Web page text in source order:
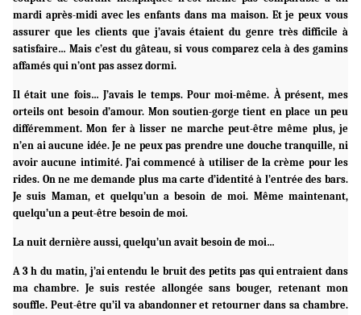
mardi après-midi avec les enfants dans ma maison. Et je peux vous
assurer que les clients que j’avais étaient du genre très difficile à
satisfaire… Mais c’est du gâteau, si vous comparez cela à des gamins
affamés qui n’ont pas assez dormi.
Il était une fois… J’avais le temps. Pour moi-même. À présent, mes
orteils ont besoin d’amour. Mon soutien-gorge tient en place un peu
différemment. Mon fer à lisser ne marche peut-être même plus, je
n’en ai aucune idée. Je ne peux pas prendre une douche tranquille, ni
avoir aucune intimité. J’ai commencé à utiliser de la crème pour les
rides. On ne me demande plus ma carte d’identité à l’entrée des bars.
Je suis Maman, et quelqu’un a besoin de moi. Même maintenant,
quelqu’un a peut-être besoin de moi.
La nuit dernière aussi, quelqu’un avait besoin de moi…
A 3 h du matin, j’ai entendu le bruit des petits pas qui entraient dans
ma chambre. Je suis restée allongée sans bouger, retenant mon
souffle. Peut-être qu’il va abandonner et retourner dans sa chambre.